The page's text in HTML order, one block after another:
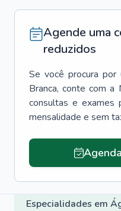
Agende uma
reduzidos
Se você procura por
Branca, conte com a
consultas e exames
mensalidade e sem
Especialidades em